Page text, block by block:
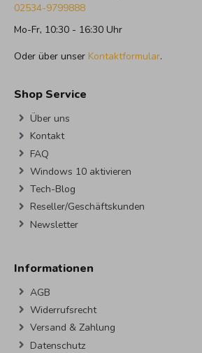
02534-9799888
Mo-Fr, 10:30 - 16:30 Uhr
Oder über unser Kontaktformular.
Shop Service
Über uns
Kontakt
FAQ
Windows 10 aktivieren
Tech-Blog
Reseller/Geschäftskunden
Newsletter
Informationen
AGB
Widerrufsrecht
Versand & Zahlung
Datenschutz